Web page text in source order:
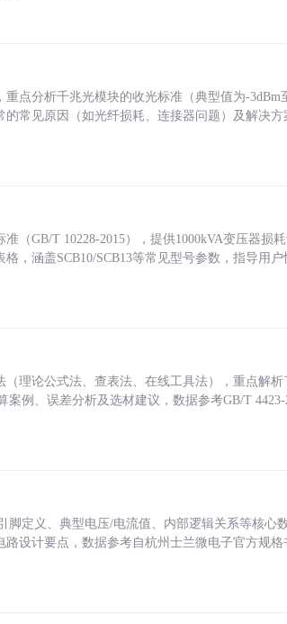
点分析千兆光模块的收光标准（典型值为-3dBm
常见原因（如光纤损耗、连接器问题）及解决
（GB/T 10228-2015），提供1000kVA变压器损
，涵盖SCB10/SCB13等常见型号参数，指导用
理论公式法、查表法、在线工具法），重点解析
案例、误差分析及选材建议，数据参考GB/T
脚定义、典型电压/电流值、内部逻辑关系等核心
设计要点，数据参考自杭州士兰微电子官方规格